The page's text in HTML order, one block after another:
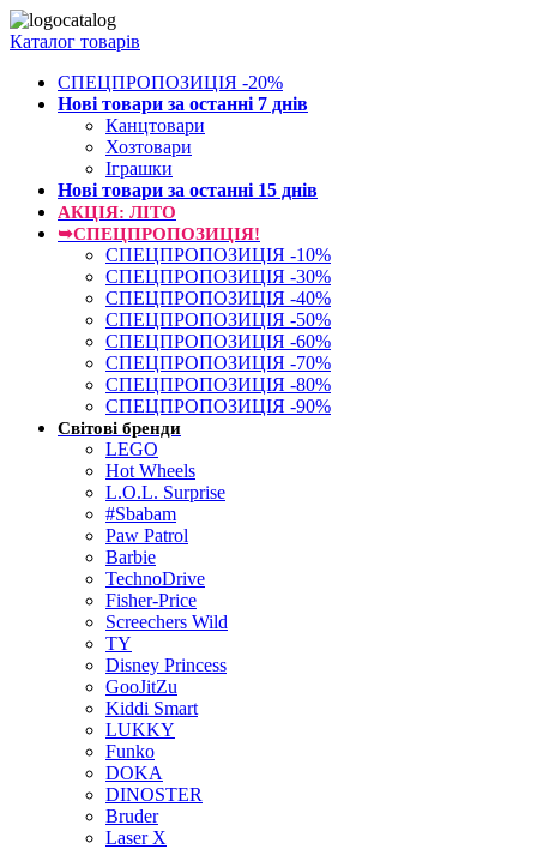
Каталог товарів
СПЕЦПРОПОЗИЦІЯ -20%
Нові товари за останнi 7 днiв
Канцтовари
Хозтовари
Іграшки
Нові товари за останнi 15 днiв
АКЦІЯ: ЛІТО
➥СПЕЦПРОПОЗИЦІЯ!
СПЕЦПРОПОЗИЦІЯ -10%
СПЕЦПРОПОЗИЦІЯ -30%
СПЕЦПРОПОЗИЦІЯ -40%
СПЕЦПРОПОЗИЦІЯ -50%
СПЕЦПРОПОЗИЦІЯ -60%
СПЕЦПРОПОЗИЦІЯ -70%
СПЕЦПРОПОЗИЦІЯ -80%
СПЕЦПРОПОЗИЦІЯ -90%
Світові бренди
LEGO
Hot Wheels
L.O.L. Surprise
#Sbabam
Paw Patrol
Barbie
TechnoDrive
Fisher-Price
Screechers Wild
TY
Disney Princess
GooJitZu
Kiddi Smart
LUKKY
Funko
DOKA
DINOSTER
Bruder
Laser X